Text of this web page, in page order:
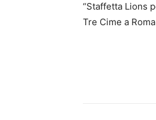
“Staffetta Lions
Tre Cime a